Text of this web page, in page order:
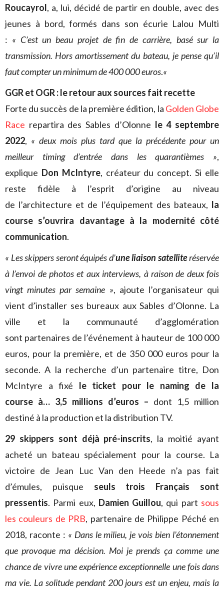
Roucayrol, a, lui, décidé de partir en double, avec des
jeunes à bord, formés dans son écurie Lalou Multi
: « C’est un beau projet de fin de carrière, basé sur la
transmission. Hors amortissement du bateau, je pense qu’il
faut compter un minimum de 400 000 euros.«
GGR et OGR : le retour aux sources fait recette
Forte du succès de la première édition, la Golden Globe
Race repartira des Sables d’Olonne le 4 septembre
2022, « deux mois plus tard que la précédente pour un
meilleur timing d’entrée dans les quarantièmes »,
explique Don McIntyre, créateur du concept. Si elle
reste fidèle à l’esprit d’origine au niveau
de l’architecture et de l’équipement des bateaux, la
course s’ouvrira davantage à la modernité côté
communication.
« Les skippers seront équipés d’une liaison satelliteréservée
à l’envoi de photos et aux interviews, à raison de deux fois
vingt minutes par semaine », ajoute l’organisateur qui
vient d’installer ses bureaux aux Sables d’Olonne. La
ville et la communauté d’agglomération
sont partenaires de l’événement à hauteur de 100 000
euros, pour la première, et de 350 000 euros pour la
seconde. A la recherche d’un partenaire titre, Don
McIntyre a fixé le ticket pour le naming de la
course à… 3,5 millions d’euros – dont 1,5 million
destiné à la production et la distribution TV.
29 skippers sont déjà pré-inscrits, la moitié ayant
acheté un bateau spécialement pour la course. La
victoire de Jean Luc Van den Heede n’a pas fait
d’émules, puisque seuls trois Français sont
pressentis. Parmi eux, Damien Guillou, qui part sous
les couleurs de PRB, partenaire de Philippe Péché en
2018, raconte : « Dans le milieu, je vois bien l’étonnement
que provoque ma décision. Moi je prends ça comme une
chance de vivre une expérience exceptionnelle une fois dans
ma vie. La solitude pendant 200 jours est un enjeu, mais la